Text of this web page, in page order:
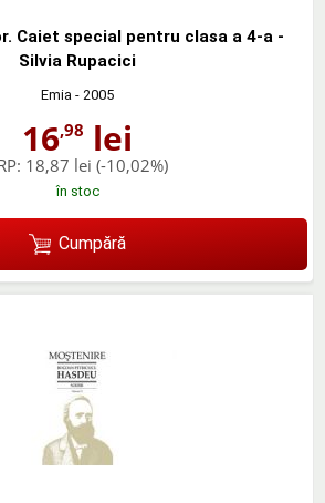
Caiet special pentru clasa a 4-a -
Silvia Rupacici
Emia - 2005
16,98 lei
18,87 lei (-10,02%)
în stoc
Cumpără